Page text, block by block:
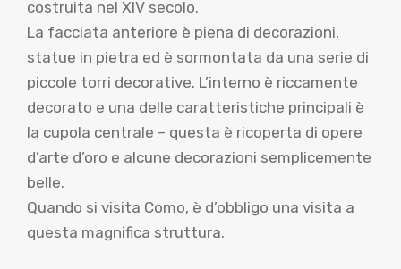
costruita nel XIV secolo.
La facciata anteriore è piena di decorazioni,
statue in pietra ed è sormontata da una serie di
piccole torri decorative. L’interno è riccamente
decorato e una delle caratteristiche principali è
la cupola centrale – questa è ricoperta di opere
d’arte d’oro e alcune decorazioni semplicemente
belle.
Quando si visita Como, è d’obbligo una visita a
questa magnifica struttura.